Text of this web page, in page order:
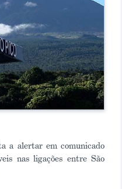
a alertar em comunicado
nas ligações entre São